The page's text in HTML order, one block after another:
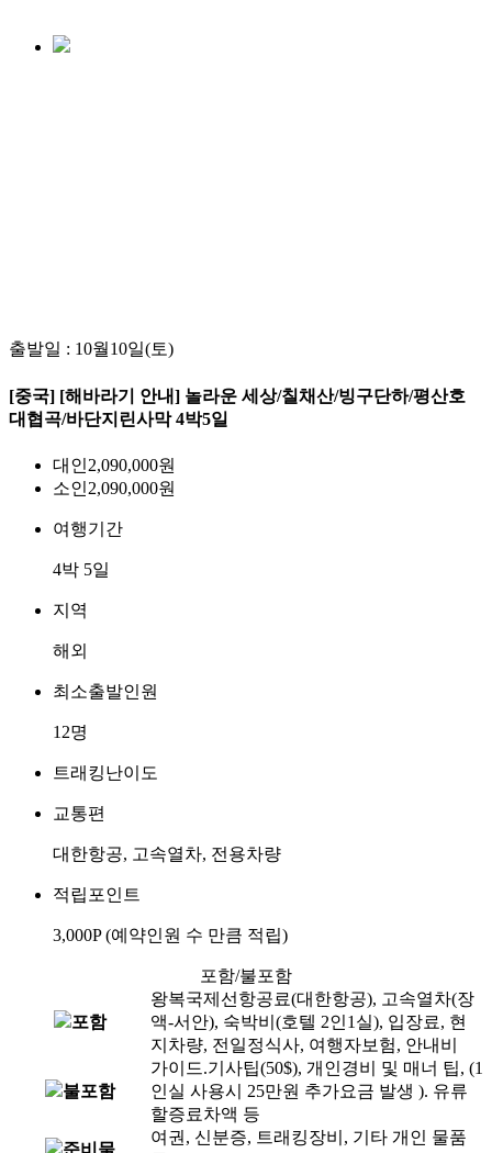
출발일 : 10월10일(토)
[중국] [해바라기 안내] 놀라운 세상/칠채산/빙구단하/평산호
대협곡/바단지린사막 4박5일
대인2,090,000원
소인2,090,000원
여행기간
4박 5일
지역
해외
최소출발인원
12명
트래킹난이도
교통편
대한항공, 고속열차, 전용차량
적립포인트
3,000P(예약인원 수 만큼 적립)
포함/불포함
포함
왕복국제선항공료(대한항공), 고속열차(장
액-서안), 숙박비(호텔 2인1실), 입장료, 현
지차량, 전일정식사, 여행자보험, 안내비
불포함
가이드.기사팁(50$), 개인경비 및 매너 팁, (1
인실 사용시 25만원 추가요금 발생 ). 유류
할증료차액 등
준비물
여권, 신분증, 트래킹장비, 기타 개인 물품